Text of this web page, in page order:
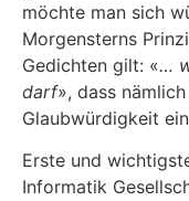
möchte man sich
Morgensterns
Gedichten gilt: «…
darf», dass
Glaubwürdigkeit
Erste und
Informatik